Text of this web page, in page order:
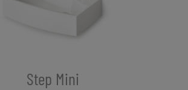
Step Mini